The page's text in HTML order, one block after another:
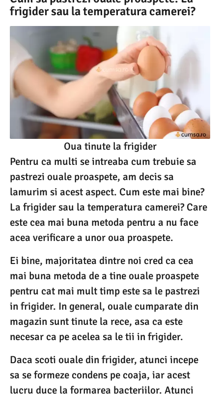
frigider sau la temperatura camerei?
Oua tinute la frigider
Pentru ca multi se intreaba cum trebuie sa
pastrezi ouale proaspete, am decis sa
lamurim si acest aspect. Cum este mai bine?
La frigider sau la temperatura camerei? Care
este cea mai buna metoda pentru a nu face
acea verificare a unor oua proaspete.
Ei bine, majoritatea dintre noi cred ca cea
mai buna metoda de a tine ouale proaspete
pentru cat mai mult timp este sa le pastrezi
in frigider. In general, ouale cumparate din
magazin sunt tinute la rece, asa ca este
necesar ca pe acelea sa le tii in frigider.
Daca scoti ouale din frigider, atunci incepe
sa se formeze condens pe coaja, iar acest
lucru duce la formarea bacteriilor. Atunci